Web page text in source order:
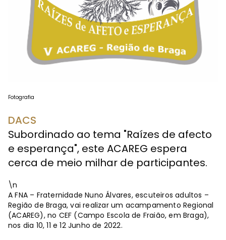
Fotografia
DACS
Subordinado ao tema "Raízes de afecto
e esperança", este ACAREG espera
cerca de meio milhar de participantes.
\n
A FNA – Fraternidade Nuno Álvares, escuteiros adultos –
Região de Braga, vai realizar um acampamento Regional
(ACAREG), no CEF (Campo Escola de Fraião, em Braga),
nos dia 10, 11 e 12 Junho de 2022.